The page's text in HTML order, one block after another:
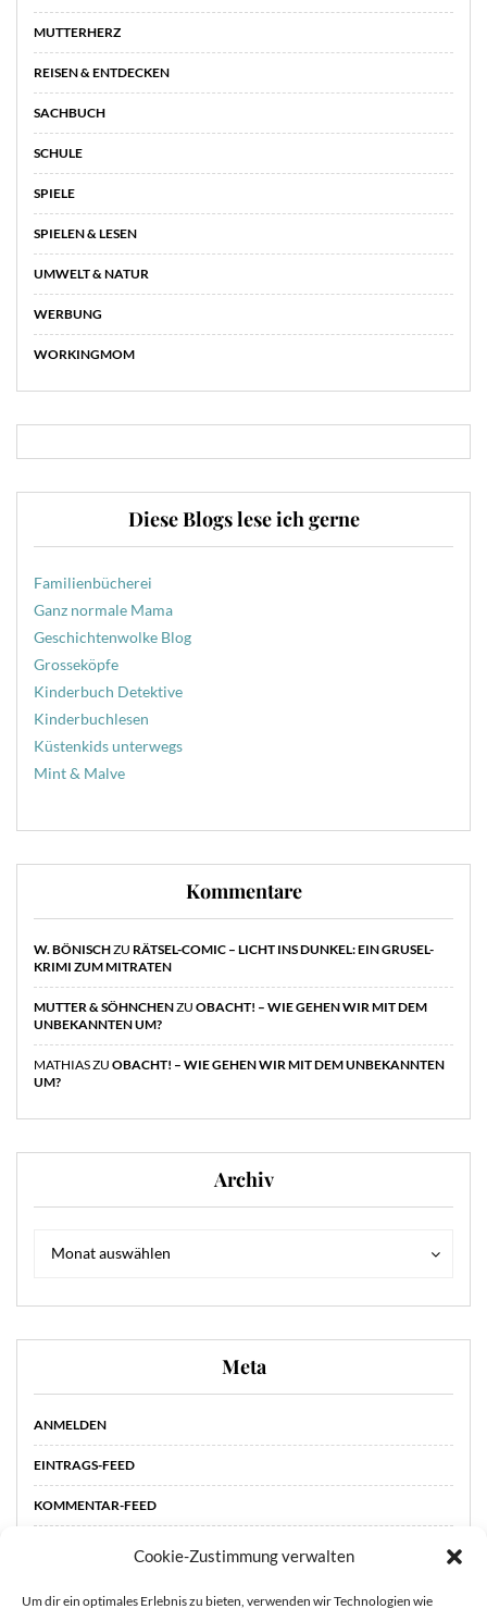
Cookie-Zustimmung verwalten
Um dir ein optimales Erlebnis zu bieten, verwenden wir Technologien wie
MUTTERHERZ
REISEN & ENTDECKEN
SACHBUCH
SCHULE
SPIELE
SPIELEN & LESEN
UMWELT & NATUR
WERBUNG
WORKINGMOM
Diese Blogs lese ich gerne
Familienbücherei
Ganz normale Mama
Geschichtenwolke Blog
Grosseköpfe
Kinderbuch Detektive
Kinderbuchlesen
Küstenkids unterwegs
Mint & Malve
Kommentare
W. BÖNISCHZU RÄTSEL-COMIC – LICHT INS DUNKEL: EIN GRUSEL-
KRIMI ZUM MITRATEN
MUTTER & SÖHNCHENZU OBACHT! – WIE GEHEN WIR MIT DEM
UNBEKANNTEN UM?
MATHIASZU OBACHT! – WIE GEHEN WIR MIT DEM UNBEKANNTEN
UM?
Archiv
Monat auswählen
Meta
ANMELDEN
EINTRAGS-FEED
KOMMENTAR-FEED